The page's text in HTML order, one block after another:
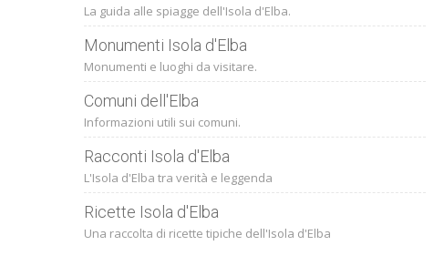
La guida alle spiagge dell'Isola d'Elba.
Monumenti Isola d'Elba
Monumenti e luoghi da visitare.
Comuni dell'Elba
Informazioni utili sui comuni.
Racconti Isola d'Elba
L'Isola d'Elba tra verità e leggenda
Ricette Isola d'Elba
Una raccolta di ricette tipiche dell'Isola d'Elba